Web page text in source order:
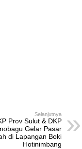
Selanjutnya
Prov Sulut & DKP
Gelar Pasar
di Lapangan Boki
Hotinimbang